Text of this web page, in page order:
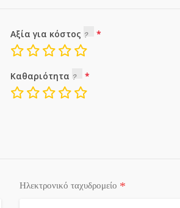
Αξία για κόστος
Καθαριότητα
Ηλεκτρονικό ταχυδρομείο *